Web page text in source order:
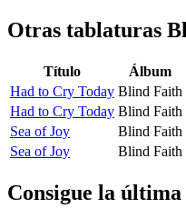
Otras tablaturas
Título Álbum
Had to Cry Today Blind Faith
Had to Cry Today Blind Faith
Sea of Joy
Blind Faith
Sea of Joy
Blind Faith
Consigue la